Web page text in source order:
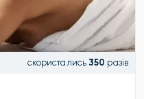
скористались 350 разів